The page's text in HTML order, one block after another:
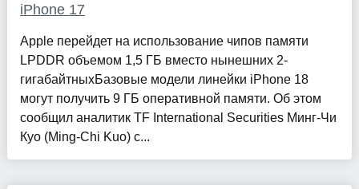
iPhone 17
Apple перейдет на использование чипов памяти
LPDDR объемом 1,5 ГБ вместо нынешних 2-
гигабайтныхБазовые модели линейки iPhone 18
могут получить 9 ГБ оперативной памяти. Об этом
сообщил аналитик TF International Securities Минг-Чи
Куо (Ming-Chi Kuo) с...